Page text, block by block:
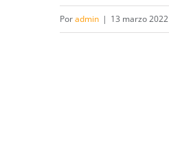
Poradmin | 13 marzo 2022